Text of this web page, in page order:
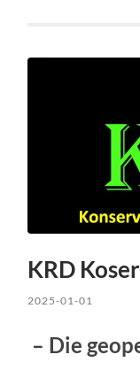
KRD
2025-01-01
– Die